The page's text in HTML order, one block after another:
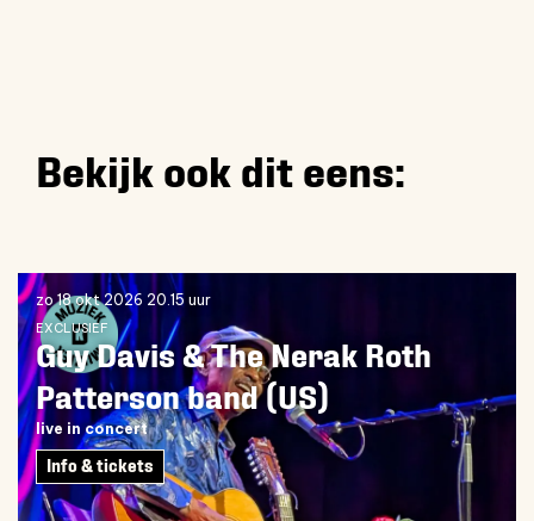
Bekijk ook dit eens:
Guy Davis & The Nerak Roth
Patterson band (US)
live in concert
EXCLUSIEF
zo 18 okt 2026 20.15 uur
Info & tickets